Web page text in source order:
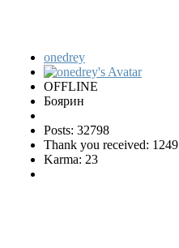
onedrey
OFFLINE
Боярин
Posts: 32798
Thank you received: 1249
Karma: 23